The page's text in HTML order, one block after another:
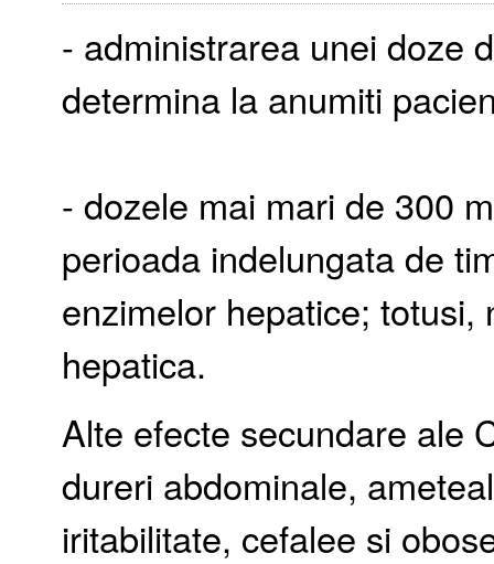
- administrarea unei doze
determina la anumiti
- dozele mai mari de 300
perioada indelungata de
enzimelor hepatice;
hepatica.
Alte efecte secundare ale
dureri abdominale,
iritabilitate, cefalee si